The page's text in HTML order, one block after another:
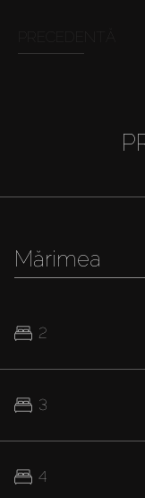
Mărimea
2
3
4